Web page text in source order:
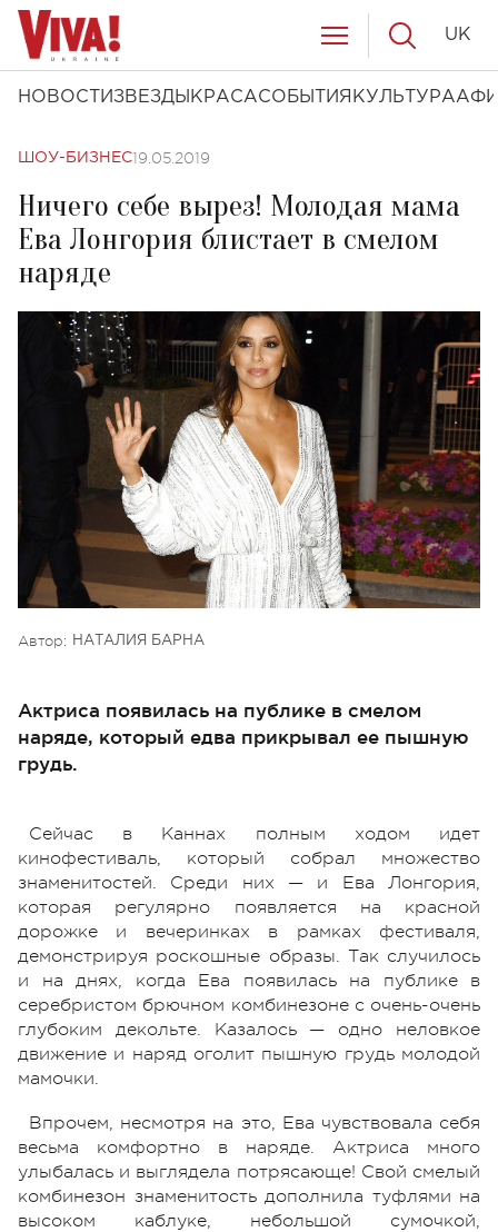
НОВОСТИ ЗВЕЗДЫ КРАСАСОБЫТИЯ КУЛЬТУРА
UK
ШОУ-БИЗНЕС19.05.2019
Ничего себе вырез! Молодая мама
Ева Лонгория блистает в смелом
наряде
Автор: НАТАЛИЯ БАРНА
Актриса появилась на публике в смелом
наряде, который едва прикрывал ее пышную
грудь.
Сейчас в Каннах полным ходом идет
кинофестиваль, который собрал множество
знаменитостей. Среди них — и Ева Лонгория,
которая регулярно появляется на красной
дорожке и вечеринках в рамках фестиваля,
демонстрируя роскошные образы. Так случилось
и на днях, когда Ева появилась на публике в
серебристом брючном комбинезоне с очень-очень
глубоким декольте. Казалось — одно неловкое
движение и наряд оголит пышную грудь молодой
мамочки.
Впрочем, несмотря на это, Ева чувствовала себя
весьма комфортно в наряде. Актриса много
улыбалась и выглядела потрясающе! Свой смелый
комбинезон знаменитость дополнила туфлями на
высоком каблуке, небольшой сумочкой,